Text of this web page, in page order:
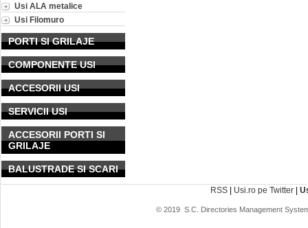
Usi ALA metalice
Usi Filomuro
PORTI SI GRILAJE
COMPONENTE USI
ACCESORII USI
SERVICII USI
ACCESORII PORTI SI
GRILAJE
BALUSTRADE SI SCARI
RSS | Usi.ro pe Twitter |
© 2019 S.C. Directories Management